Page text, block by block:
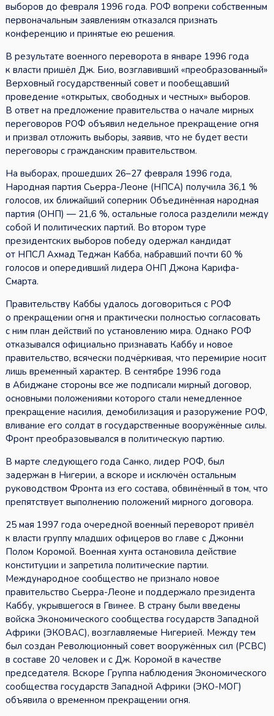
выборов до февраля 1996 года. РОФ вопреки собственным
первоначальным заявлениям отказался признать
конференцию и принятые ею решения.
В результате военного переворота в январе 1996 года
к власти пришёл Дж. Био, возглавивший «преобразованный»
Верховный государственный совет и пообещавший
проведение «открытых, свободных и честных» выборов.
В ответ на предложение правительства о начале мирных
переговоров РОФ объявил недельное прекращение огня
и призвал отложить выборы, заявив, что не будет вести
переговоры с гражданским правительством.
На выборах, прошедших 26–27 февраля 1996 года,
Народная партия Сьерра-Леоне (НПСА) получила 36,1 %
голосов, их ближайший соперник Объединённая народная
партия (ОНП) — 21,6 %, остальные голоса разделили между
собой И политических партий. Во втором туре
президентских выборов победу одержал кандидат
от НПСЛ Ахмад Теджан Кабба, набравший почти 60 %
голосов и опередивший лидера ОНП Джона Карифа-
Смарта.
Правительству Каббы удалось договориться с РОФ
о прекращении огня и практически полностью согласовать
с ним план действий по установлению мира. Однако РОФ
отказывался официально признавать Каббу и новое
правительство, всячески подчёркивая, что перемирие носит
лишь временный характер. В сентябре 1996 года
в Абиджане стороны все же подписали мирный договор,
основными положениями которого стали немедленное
прекращение насилия, демобилизация и разоружение РОФ,
вливание его солдат в государственные вооружённые силы.
Фронт преобразовывался в политическую партию.
В марте следующего года Санко, лидер РОФ, был
задержан в Нигерии, а вскоре и исключён остальным
руководством Фронта из его состава, обвинённый в том, что
препятствует выполнению положений мирного договора.
25 мая 1997 года очередной военный переворот привёл
к власти группу младших офицеров во главе с Джонни
Полом Коромой. Военная хунта остановила действие
конституции и запретила политические партии.
Международное сообщество не признало новое
правительство Сьерра-Леоне и поддержало президента
Каббу, укрывшегося в Гвинее. В страну были введены
войска Экономического сообщества государств Западной
Африки (ЭКОВАС), возглавляемые Нигерией. Между тем
был создан Революционный совет вооружённых сил (РСВС)
в составе 20 человек и с Дж. Коромой в качестве
председателя. Вскоре Группа наблюдения Экономического
сообщества государств Западной Африки (ЭКО-МОГ)
объявила о временном прекращении огня.